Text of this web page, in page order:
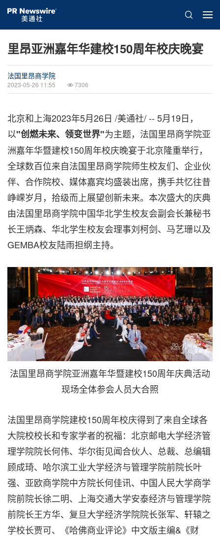
里昂亚洲嘉年华建校150周年校庆晚宴
法国里昂商学院
2023-05-26 11:55 7306
北京和上海2023年5月26日 /美通社/ -- 5月19日，
以"创燃未来、领变世界"为主题，法国里昂商学院亚
洲嘉年华暨建校150周年校庆晚宴于北京隆重举行，
全球数百位来自法国里昂商学院师生校友们、企业伙
伴、合作院校、媒体嘉宾均盛装出席，携手共忆往昔
峥嵘岁月，拾级而上展望创新未来。本次盛大的庆典
由法国里昂商学院中国华北学生校友会副会长兼秘书
长王炳森、华北学生校友会理事刘柯剑、马艺珊以及
GEMBA校友陆雨担纲主持。
法国里昂商学院亚洲嘉年华暨建校150周年庆典活动
现场全体参会人员大合照
法国里昂商学院建校150周年校庆得到了来自全球各
大院校校长和专家学者的祝福：北京邮电大学经济管
理学院院长何伟、华尔街见闻合伙人、总裁、总编辑
顾成琦、哈尔滨工业大学经济与管理学院前院长叶
强、亚欧商学院中方院长何佳讯、中国人民大学商学
院前院长徐二明、上海交通大学安泰经济与管理学院
前院长王方华、复旦大学经济学院院长张军、轩辕之
学校长贾可、《哈佛商业评论》中文版主编&《财